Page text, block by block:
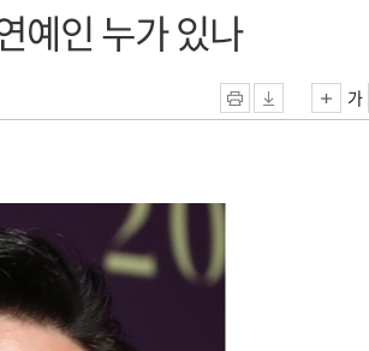
예인 누가 있나
가